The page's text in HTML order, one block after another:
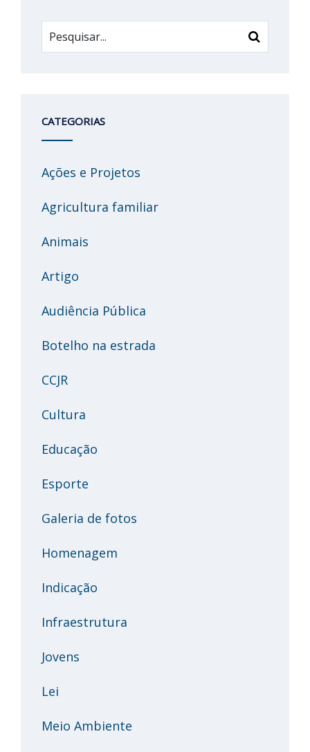
CATEGORIAS
Ações e Projetos
Agricultura familiar
Animais
Artigo
Audiência Pública
Botelho na estrada
CCJR
Cultura
Educação
Esporte
Galeria de fotos
Homenagem
Indicação
Infraestrutura
Jovens
Lei
Meio Ambiente